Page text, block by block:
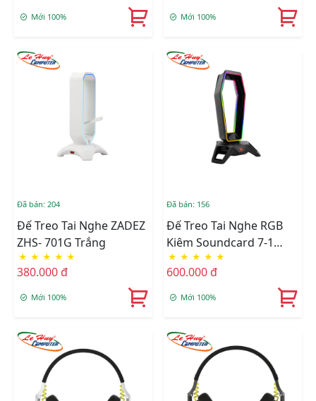
Mới 100% Mới 100%
Đã bán: 204
Đế Treo Tai Nghe ZADEZ
ZHS- 701G Trắng
★ ★ ★ ★ ★
380.000 đ
Mới 100%
Đã bán: 156
Đế Treo Tai Nghe RGB
Kiêm Soundcard 7-1
Zadez ZHS-702G
★ ★ ★ ★ ★
600.000 đ
Mới 100%